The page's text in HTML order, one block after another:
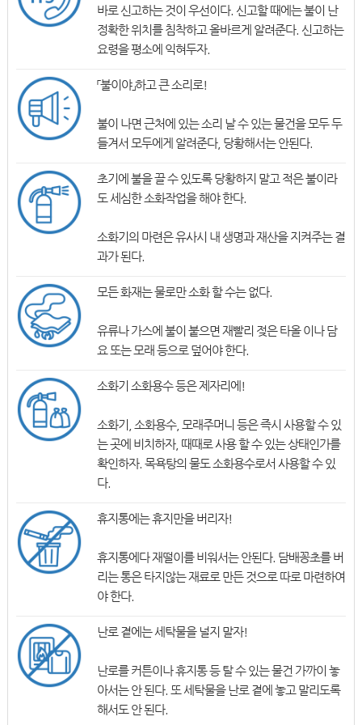
바로 신고하는 것이 우선이다. 신고할 때에는 불이 난
정확한 위치를 침착하고 올바르게 알려준다. 신고하는
요령을 평소에 익혀두자.
「불이야」하고 큰 소리로!
불이 나면 근처에 있는 소리 날 수 있는 물건을 모두 두
들겨서 모두에게 알려준다, 당황해서는 안된다.
초기에 불을 끌 수 있도록 당황하지 말고 적은 불이라
도 세심한 소화작업을 해야 한다.
소화기의 마련은 유사시 내 생명과 재산을 지켜주는 결
과가 된다.
모든 화재는 물로만 소화 할 수는 없다.
유류나 가스에 불이 붙으면 재빨리 젖은 타올 이나 담
요 또는 모래 등으로 덮어야 한다.
소화기 소화용수 등은 제자리에!
소화기, 소화용수, 모래주머니 등은 즉시 사용할 수 있
는 곳에 비치하자, 때때로 사용 할 수 있는 상태인가를
확인하자. 목욕탕의 물도 소화용수로서 사용할 수 있
다.
휴지통에는 휴지만을 버리자!
휴지통에다 재떨이를 비워서는 안된다. 담배꽁초를 버
리는 통은 타지않는 재료로 만든 것으로 따로 마련하여
야 한다.
난로 곁에는 세탁물을 널지 말자!
난로를 커튼이나 휴지통 등 탈 수 있는 물건 가까이 놓
아서는 안 된다. 또 세탁물을 난로 곁에 놓고 말리도록
해서도 안 된다.